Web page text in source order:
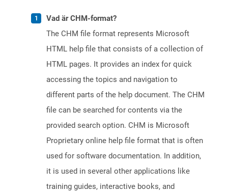
Vad är CHM-format?
The CHM file format represents Microsoft
HTML help file that consists of a collection of
HTML pages. It provides an index for quick
accessing the topics and navigation to
different parts of the help document. The CHM
file can be searched for contents via the
provided search option. CHM is Microsoft
Proprietary online help file format that is often
used for software documentation. In addition,
it is used in several other applications like
training guides, interactive books, and